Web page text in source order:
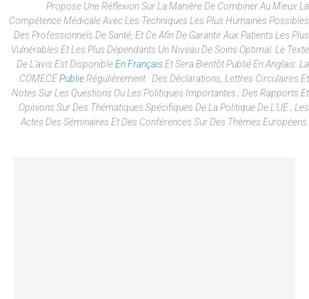
Propose Une Réflexion Sur La Manière De Combiner Au Mieux La
Compétence Médicale Avec Les Techniques Les Plus Humaines Possibles
Des Professionnels De Santé, Et Ce Afin De Garantir Aux Patients Les Plus
Vulnérables Et Les Plus Dépendants Un Niveau De Soins Optimal. Le Texte
De L’avis Est DisponibleEn FrançaisEt Sera Bientôt Publié En Anglais. La
COMECEPublieRégulièrement : Des Déclarations, Lettres Circulaires Et
Notes Sur Les Questions Ou Les Politiques Importantes ; Des Rapports Et
Opinions Sur Des Thématiques Spécifiques De La Politique De L’UE ; Les
Actes Des Séminaires Et Des Conférences Sur Des Thèmes Européens.